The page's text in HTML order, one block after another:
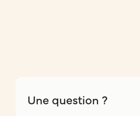
Une question ?